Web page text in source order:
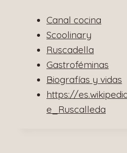
Canal cocina
Scoolinary
Ruscadella
Gastroféminas
Biografías y vidas
https://
e_Ruscalleda